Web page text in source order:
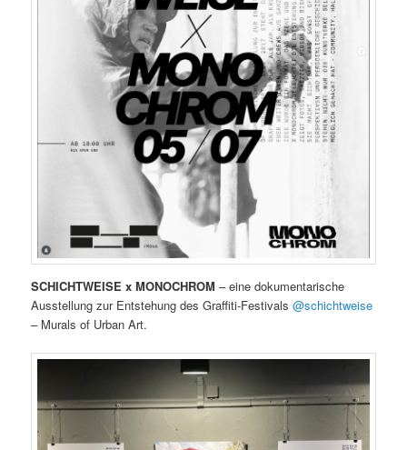
SCHICHTWEISE x MONOCHROM – eine dokumentarische
Ausstellung zur Entstehung des Graffiti-Festivals@schichtweise
– Murals of Urban Art.